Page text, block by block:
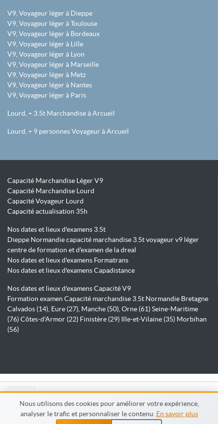
Nous utilisons des cookies pour améliorer votre expérience,
analyser le trafic et personnaliser le contenu. En savoir plus
V9, Voyageur léger à Dieppe
V9, Voyageur léger à Toulouse
V9, Voyageur léger à Bordeaux
V9, Voyageur léger à Lille
V9, Voyageur léger à Lyon
V9, Voyageur léger à Marseille
V9, Voyageur léger à Metz
V9, Voyageur léger à Nantes
V9, Voyageur léger à Paris
Lourd, + 3.5t Marchandise à Arcueil
Lourd, + 9 personnes Voyageur à Arcueil
Capacité Marchandise Léger V9
Capacité Marchandise Lourd
Capacité Voyageur Lourd
Capacité actualisation 35h
Nos dates et lieux d'examens 3.5t
Dieppe Normandie capacité marchandise 3.5t voyageur v9 léger
centre de formation et d'examen de la dreal
Nos dates et lieux d'examens Formatrans
Nos dates et lieux d'examens Capadistance
Nos dates et lieux d'examens Capacité V9
Formation examen Capacité marchandise 3.5t Normandie Bretagne
Calvados (14), Eure (27), Manche (50), Orne (61) Seine-Maritime
(76) Côtes-d'Armor (22) Finistère (29) Ille-et-Vilaine (35) Morbihan
(56)
© Capadistance.fr 2026